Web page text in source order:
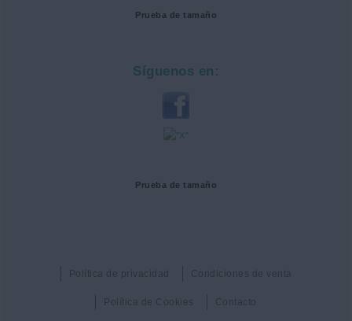
Prueba de tamaño
Síguenos en:
Prueba de tamaño
Política de privacidad Condiciones de venta
Política de Cookies Contacto